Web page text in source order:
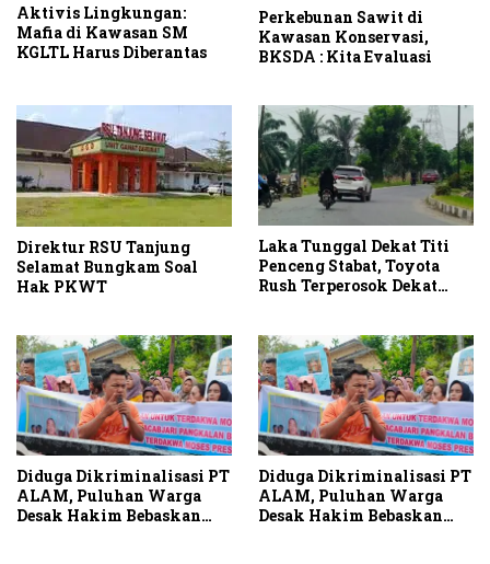
Aktivis Lingkungan:
Mafia di Kawasan SM
KGLTL Harus Diberantas
Perkebunan Sawit di
Kawasan Konservasi,
BKSDA : Kita Evaluasi
Direktur RSU Tanjung
Selamat Bungkam Soal
Hak PKWT
Laka Tunggal Dekat Titi
Penceng Stabat, Toyota
Rush Terperosok Dekat
Diduga Dikriminalisasi PT
ALAM, Puluhan Warga
Desak Hakim Bebaskan
Diduga Dikriminalisasi PT
ALAM, Puluhan Warga
Desak Hakim Bebaskan